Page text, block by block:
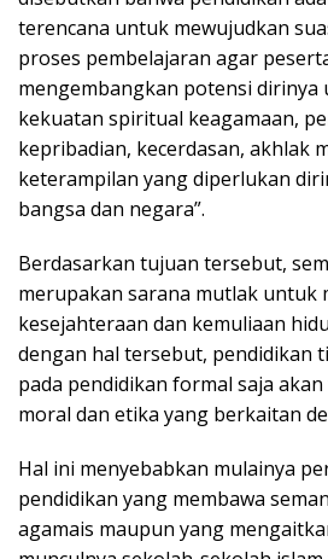
terencana untuk mewujudkan
proses pembelajaran agar
mengembangkan potensi dirinya
kekuatan spiritual keagamaan,
kepribadian, kecerdasan, akhlak
keterampilan yang diperlukan
bangsa dan negara”.
Berdasarkan tujuan tersebut,
merupakan sarana mutlak untuk
kesejahteraan dan kemuliaan
dengan hal tersebut, pendidikan
pada pendidikan formal saja
moral dan etika yang berkaitan
Hal ini menyebabkan mulainya
pendidikan yang membawa
agamais maupun yang